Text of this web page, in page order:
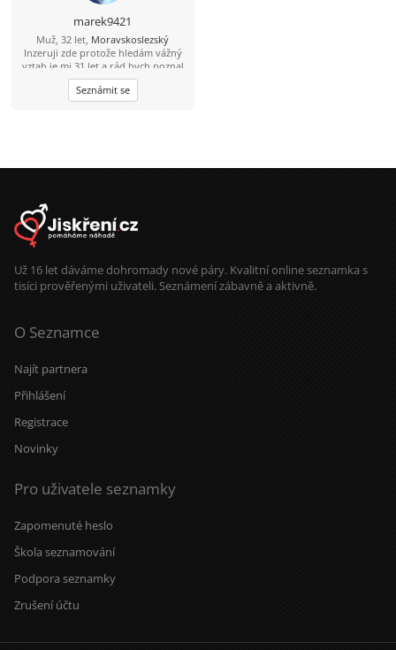
marek9421
Muž, 32 let, Moravskoslezský
Inzeruji zde protože hledám vážný
vztah je mi 31 let a rád bych poznal
tu pravou. Abych byl řekl pravdu
mám epilepsii od 15 let takže bydlím
s mamkou v Havířově nemějte mi to
člověk s kterým se dá sednout
Seznámit se
Už 16 let dáváme dohromady nové páry. Kvalitní online seznamka s
tisíci prověřenými uživateli. Seznámení zábavně a aktivně.
O Seznamce
Najít partnera
Přihlášení
Registrace
Novinky
Pro uživatele seznamky
Zapomenuté heslo
Škola seznamování
Podpora seznamky
Zrušení účtu